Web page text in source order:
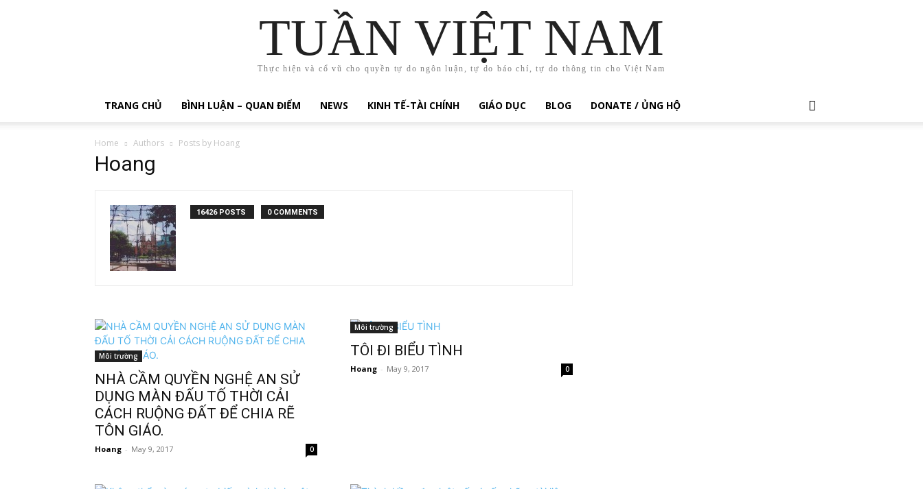
TUẦN VIỆT NAM
Thực hiện và cổ vũ cho quyền tự do ngôn luận, tự do báo chí, tự do thông tin cho Việt Nam
TRANG CHỦ BÌNH LUẬN – QUAN ĐIỂM NEWS KINH TẾ-TÀI CHÍNH GIÁO DỤC BLOG DONATE / ỦNG HỘ
Home Authors Posts by Hoang
Hoang
16426 POSTS 0 COMMENTS
Môi trường
NHÀ CẦM QUYỀN NGHỆ AN SỬ
DỤNG MÀN ĐẤU TỐ THỜI CẢI
CÁCH RUỘNG ĐẤT ĐỂ CHIA RẼ
TÔN GIÁO.
Hoang - May 9, 2017 0
Môi trường
TÔI ĐI BIỂU TÌNH
Hoang - May 9, 2017 0